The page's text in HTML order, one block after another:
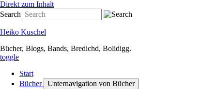
Direkt zum Inhalt
Search
Heiko Kuschel
Bücher, Blogs, Bands, Bredichd, Bolidigg.
toggle
Start
Bücher
Unternavigation von Bücher